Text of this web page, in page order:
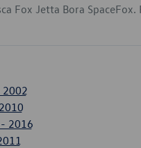
Fox Jetta Bora
2002
2016